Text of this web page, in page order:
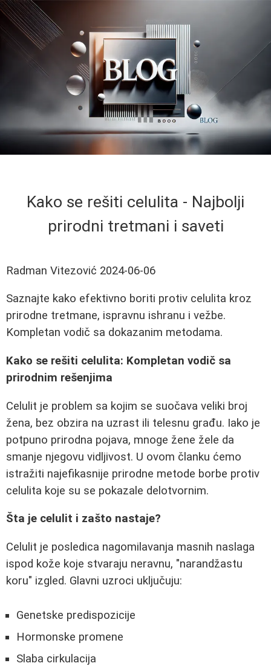
Kako se rešiti celulita - Najbolji
prirodni tretmani i saveti
Radman Vitezović 2024-06-06
Saznajte kako efektivno boriti protiv celulita kroz
prirodne tretmane, ispravnu ishranu i vežbe.
Kompletan vodič sa dokazanim metodama.
Kako se rešiti celulita: Kompletan vodič sa
prirodnim rešenjima
Celulit je problem sa kojim se suočava veliki broj
žena, bez obzira na uzrast ili telesnu građu. Iako je
potpuno prirodna pojava, mnoge žene žele da
smanje njegovu vidljivost. U ovom članku ćemo
istražiti najefikasnije prirodne metode borbe protiv
celulita koje su se pokazale delotvornim.
Šta je celulit i zašto nastaje?
Celulit je posledica nagomilavanja masnih naslaga
ispod kože koje stvaraju neravnu, "narandžastu
koru" izgled. Glavni uzroci uključuju:
Genetske predispozicije
Hormonske promene
Slaba cirkulacija